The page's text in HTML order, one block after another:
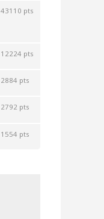
43110 pts
12224 pts
2884 pts
2792 pts
1554 pts